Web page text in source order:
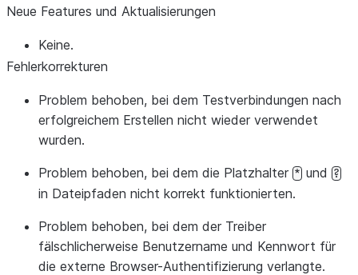
Neue Features und Aktualisierungen
Keine.
Fehlerkorrekturen
Problem behoben, bei dem Testverbindungen nach
erfolgreichem Erstellen nicht wieder verwendet
wurden.
Problem behoben, bei dem die Platzhalter * und ?
in Dateipfaden nicht korrekt funktionierten.
Problem behoben, bei dem der Treiber
fälschlicherweise Benutzername und Kennwort für
die externe Browser-Authentifizierung verlangte.